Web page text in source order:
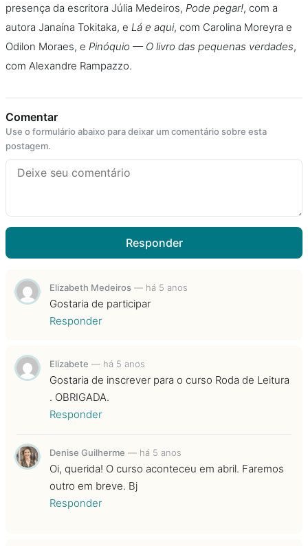
presença da escritora Júlia Medeiros, Pode pegar!, com a
autora Janaína Tokitaka, e Lá e aqui, com Carolina Moreyra e
Odilon Moraes, e Pinóquio — O livro das pequenas verdades,
com Alexandre Rampazzo.
Comentar
Use o formulário abaixo para deixar um comentário sobre esta
postagem.
Responder
Elizabeth Medeiros — há 5 anos
Gostaria de participar
Responder
Elizabete — há 5 anos
Gostaria de inscrever para o curso Roda de Leitura
. OBRIGADA.
Responder
Denise Guilherme — há 5 anos
Oi, querida! O curso aconteceu em abril. Faremos
outro em breve. Bj
Responder